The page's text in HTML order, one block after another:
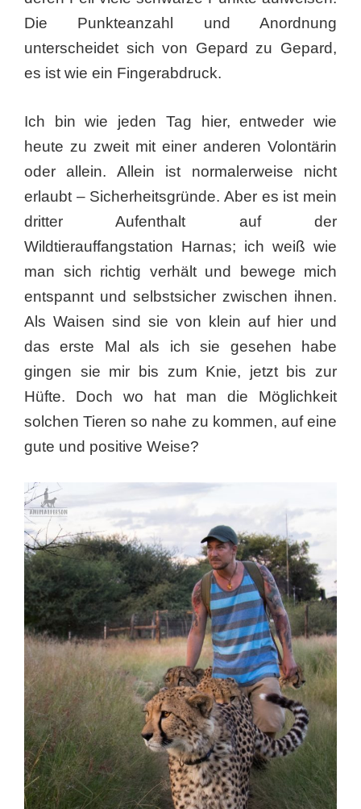
Die Punkteanzahl und Anordnung
unterscheidet sich von Gepard zu Gepard,
es ist wie ein Fingerabdruck.
Ich bin wie jeden Tag hier, entweder wie
heute zu zweit mit einer anderen Volontärin
oder allein. Allein ist normalerweise nicht
erlaubt – Sicherheitsgründe. Aber es ist mein
dritter Aufenthalt auf der
Wildtierauffangstation Harnas; ich weiß wie
man sich richtig verhält und bewege mich
entspannt und selbstsicher zwischen ihnen.
Als Waisen sind sie von klein auf hier und
das erste Mal als ich sie gesehen habe
gingen sie mir bis zum Knie, jetzt bis zur
Hüfte. Doch wo hat man die Möglichkeit
solchen Tieren so nahe zu kommen, auf eine
gute und positive Weise?